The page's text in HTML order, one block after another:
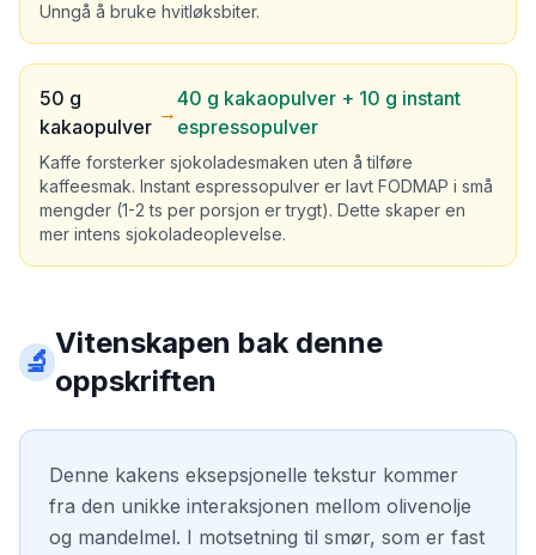
Unngå å bruke hvitløksbiter.
50 g
kakaopulver
→
40 g kakaopulver + 10 g instant
espressopulver
Kaffe forsterker sjokoladesmaken uten å tilføre
kaffeesmak. Instant espressopulver er lavt FODMAP i små
mengder (1-2 ts per porsjon er trygt). Dette skaper en
mer intens sjokoladeoplevelse.
🔬
Vitenskapen bak denne
oppskriften
Denne kakens eksepsjonelle tekstur kommer
fra den unikke interaksjonen mellom olivenolje
og mandelmel. I motsetning til smør, som er fast